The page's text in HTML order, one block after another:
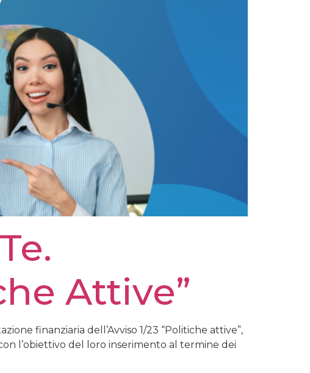
Attive”
finanziaria dell’Avviso 1/23 “Politiche attive”,
l’obiettivo del loro inserimento al termine dei